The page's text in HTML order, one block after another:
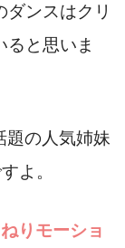
ンスはクリ
ると思いま
題の人気姉妹
よ。
りモーショ